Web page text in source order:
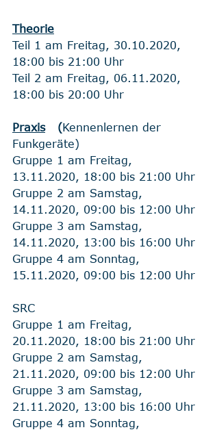
Theorie
Teil 1 am Freitag, 30.10.2020,
18:00 bis 21:00 Uhr
Teil 2 am Freitag, 06.11.2020,
18:00 bis 20:00 Uhr
Praxis
   (
Kennenlernen der
Funkgeräte)
Gruppe 1 am Freitag,
13.11.2020, 18:00 bis 21:00 Uhr
Gruppe 2 am Samstag,
14.11.2020, 09:00 bis 12:00 Uhr
Gruppe 3 am Samstag,
14.11.2020, 13:00 bis 16:00 Uhr
Gruppe 4 am Sonntag,
15.11.2020, 09:00 bis 12:00 Uhr
SRC
Gruppe 1 am Freitag,
20.11.2020, 18:00 bis 21:00 Uhr
Gruppe 2 am Samstag,
21.11.2020, 09:00 bis 12:00 Uhr
Gruppe 3 am Samstag,
21.11.2020, 13:00 bis 16:00 Uhr
Gruppe 4 am Sonntag,